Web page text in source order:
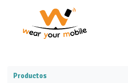
Productos